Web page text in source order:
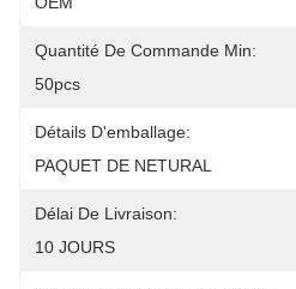
Quantité De Commande Min:
50pcs
Détails D'emballage:
PAQUET DE NETURAL
Délai De Livraison:
10 JOURS